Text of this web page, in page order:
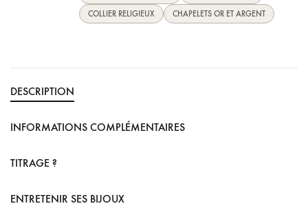
COLLIER RELIGIEUX
CHAPELETS OR ET ARGENT
DESCRIPTION
INFORMATIONS COMPLÉMENTAIRES
TITRAGE ?
ENTRETENIR SES BIJOUX